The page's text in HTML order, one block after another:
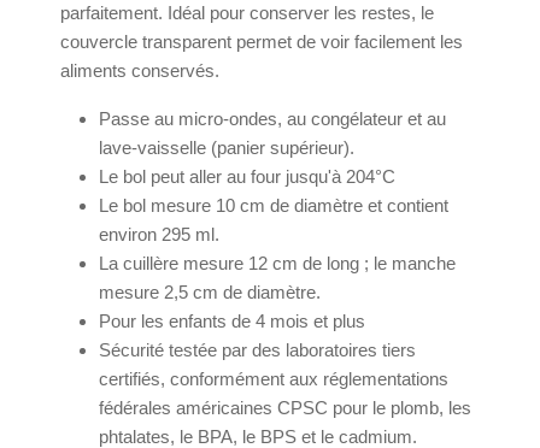
parfaitement. Idéal pour conserver les restes, le
couvercle transparent permet de voir facilement les
aliments conservés.
Passe au micro-ondes, au congélateur et au
lave-vaisselle (panier supérieur).
Le bol peut aller au four jusqu'à 204°C
Le bol mesure 10 cm de diamètre et contient
environ 295 ml.
La cuillère mesure 12 cm de long ; le manche
mesure 2,5 cm de diamètre.
Pour les enfants de 4 mois et plus
Sécurité testée par des laboratoires tiers
certifiés, conformément aux réglementations
fédérales américaines CPSC pour le plomb, les
phtalates, le BPA, le BPS et le cadmium.